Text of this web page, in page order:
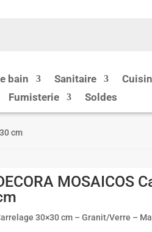
bain Sanitaire
Fumisterie
Soldes
cm
MOSAICOS
30×30 cm – Granit/Verre –